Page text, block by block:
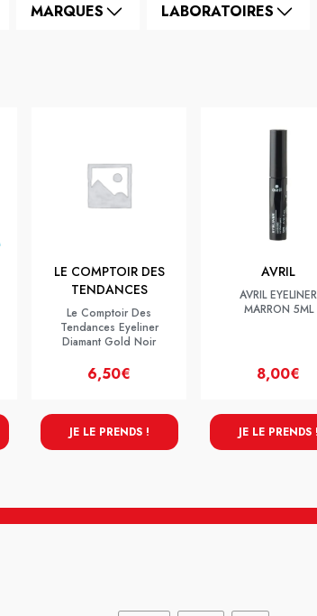
MARQUES LABORATOIRES
LE COMPTOIR DES
TENDANCES
Le Comptoir Des
Tendances Eyeliner
Diamant Gold Noir
6,50€
JE LE PRENDS !
AVRIL
AVRIL EYELINER
MARRON 5ML
8,00€
JE LE PRENDS !